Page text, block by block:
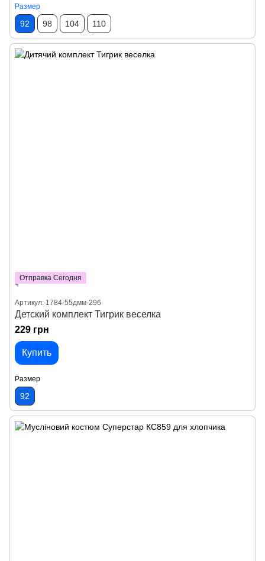
Размер
92 98 104 110
Отправка Сегодня
Артикул: 1784-55дмм-296
Детский комплект Тигрик веселка
229 грн
Купить
Размер
92